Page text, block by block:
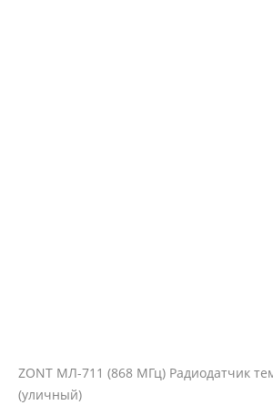
ZONT МЛ-711 (868 МГц) Радиодатчик
(уличный)